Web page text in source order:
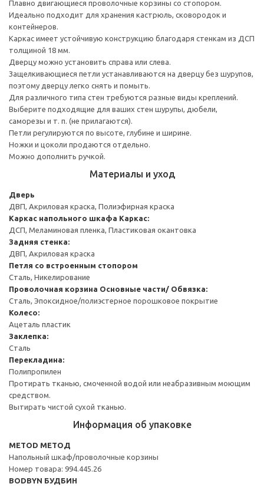
Плавно двигающиеся проволочные корзины со стопором.
Идеально подходит для хранения кастрюль, сковородок и
контейнеров.
Каркас имеет устойчивую конструкцию благодаря стенкам из ДСП
толщиной 18 мм.
Дверцу можно установить справа или слева.
Защелкивающиеся петли устанавливаются на дверцу без шурупов,
поэтому дверцу легко снять и помыть.
Для различного типа стен требуются разные виды креплений.
Выберите подходящие для ваших стен шурупы, дюбели,
саморезы и т. п. (не прилагаются).
Петли регулируются по высоте, глубине и ширине.
Ножки и цоколи продаются отдельно.
Можно дополнить ручкой.
Материалы и уход
Дверь
ДВП, Акриловая краска, Полиэфирная краска
Каркас напольного шкафа Каркас:
ДСП, Меламиновая пленка, Пластиковая окантовка
Задняя стенка:
ДВП, Акриловая краска
Петля со встроенным стопором
Сталь, Никелирование
Проволочная корзина Основные части/ Обвязка:
Сталь, Эпоксидное/полиэстерное порошковое покрытие
Колесо:
Ацеталь пластик
Заклепка:
Сталь
Перекладина:
Полипропилен
Протирать тканью, смоченной водой или неабразивным моющим
средством.
Вытирать чистой сухой тканью.
Информация об упаковке
METOD МЕТОД
Напольный шкаф/проволочные корзины
Номер товара: 994.445.26
BODBYN БУДБИН